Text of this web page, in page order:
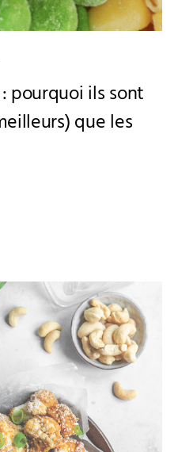
pourquoi ils sont
que les